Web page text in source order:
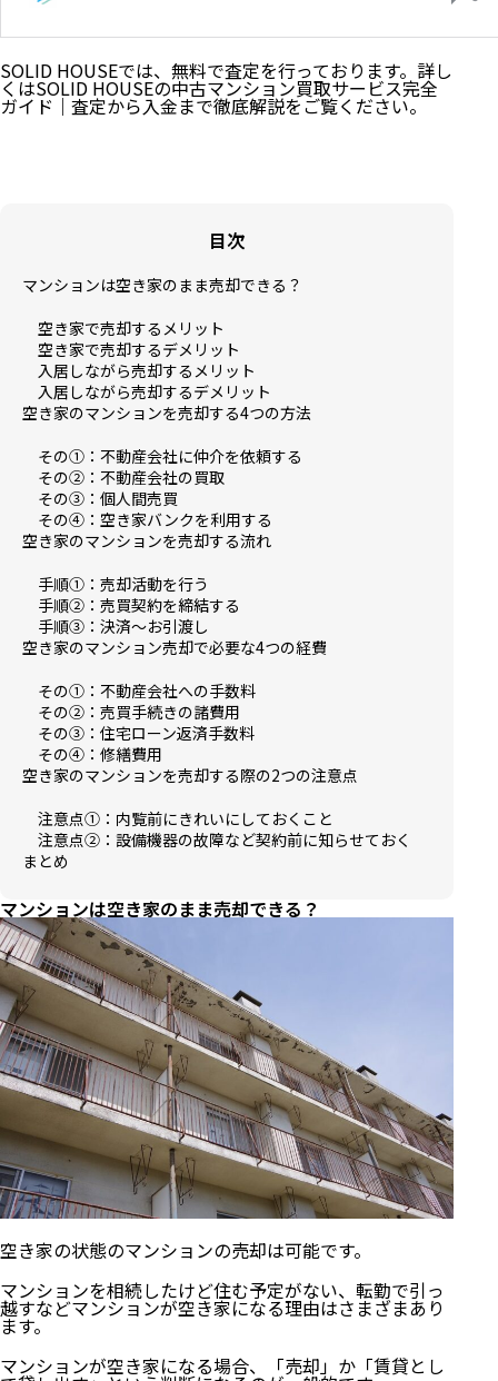
SOLID HOUSEでは、無料で査定を行っております。詳し
くはSOLID HOUSEの中古マンション買取サービス完全
ガイド｜査定から入金まで徹底解説をご覧ください。
目次
マンションは空き家のまま売却できる？
空き家で売却するメリット
空き家で売却するデメリット
入居しながら売却するメリット
入居しながら売却するデメリット
空き家のマンションを売却する4つの方法
その①：不動産会社に仲介を依頼する
その②：不動産会社の買取
その③：個人間売買
その④：空き家バンクを利用する
空き家のマンションを売却する流れ
手順①：売却活動を行う
手順②：売買契約を締結する
手順③：決済～お引渡し
空き家のマンション売却で必要な4つの経費
その①：不動産会社への手数料
その②：売買手続きの諸費用
その③：住宅ローン返済手数料
その④：修繕費用
空き家のマンションを売却する際の2つの注意点
注意点①：内覧前にきれいにしておくこと
注意点②：設備機器の故障など契約前に知らせておく
まとめ
マンションは空き家のまま売却できる？
空き家の状態のマンションの売却は可能です。
マンションを相続したけど住む予定がない、転勤で引っ
越すなどマンションが空き家になる理由はさまざまあり
ます。
マンションが空き家になる場合、「売却」か「賃貸とし